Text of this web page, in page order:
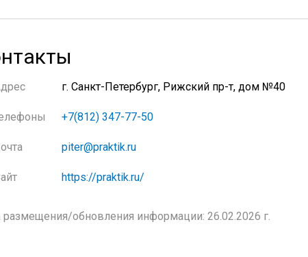
г. Санкт-Петербург, Рижский пр-т, дом №40
+7(812) 347-77-50
piter@praktik.ru
https://praktik.ru/
размещения/обновления информации: 26.02.2026 г.